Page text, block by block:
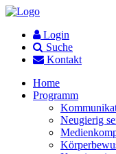
Login
Suche
Kontakt
Home
Programm
Neugierig